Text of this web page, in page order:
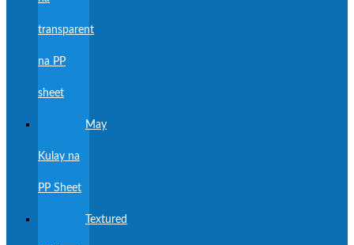
transparent
na PP
sheet
May
Kulay na
PP Sheet
Textured